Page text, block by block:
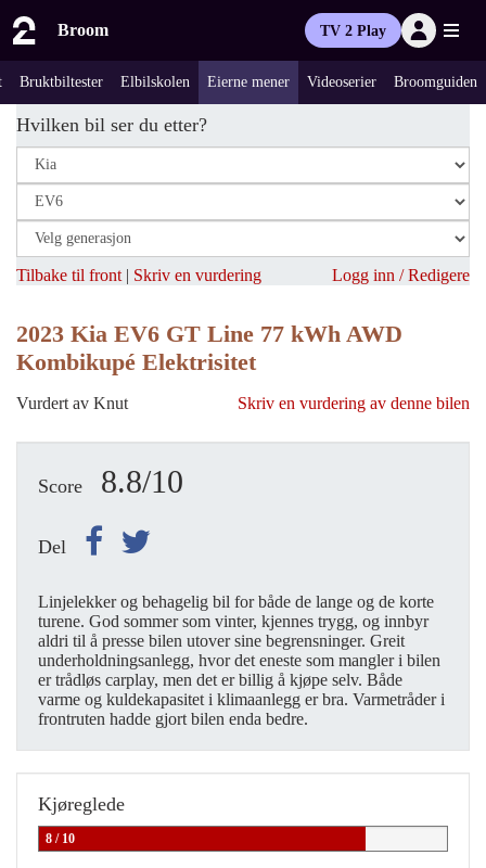
Broom TV 2 Play
Bruktbiltester Elbilskolen Eierne mener Videoserier Broomguiden
Hvilken bil ser du etter?
Tilbake til front | Skriv en vurdering Logg inn / Redigere
2023 Kia EV6 GT Line 77 kWh AWD
Kombikupé Elektrisitet
Vurdert av Knut Skriv en vurdering av denne bilen
Score 8.8/10
Del
Linjelekker og behagelig bil for både de lange og de korte
turene. God sommer som vinter, kjennes trygg, og innbyr
aldri til å presse bilen utover sine begrensninger. Greit
underholdningsanlegg, hvor det eneste som mangler i bilen
er trådløs carplay, men det er billig å kjøpe selv. Både
varme og kuldekapasitet i klimaanlegg er bra. Varmetråder i
frontruten hadde gjort bilen enda bedre.
Kjøreglede
8 / 10